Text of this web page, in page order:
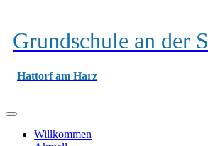
Grundschule an der
Hattorf am Harz
Willkommen